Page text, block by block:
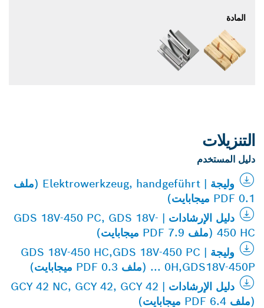
المادة
التنزيلات
دليل المستخدم
وليجة | Elektrowerkzeug, handgeführt (ملف
PDF 0.1 ميجابايت)
دليل الإرشادات | GDS 18V-450 PC, GDS 18V-
450 HC (ملف PDF 7.9 ميجابايت)
وليجة | GDS 18V-450 HC,GDS 18V-450 PC
... 0H,GDS18V-450P (ملف PDF 0.3 ميجابايت)
دليل الإرشادات | GCY 42 NC, GCY 42, GCY 42
(ملف PDF 6.4 ميجابايت)